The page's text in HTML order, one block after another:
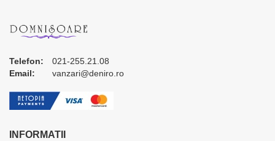
Telefon:
021-255.21.08
Email:
vanzari@deniro.ro
INFORMATII